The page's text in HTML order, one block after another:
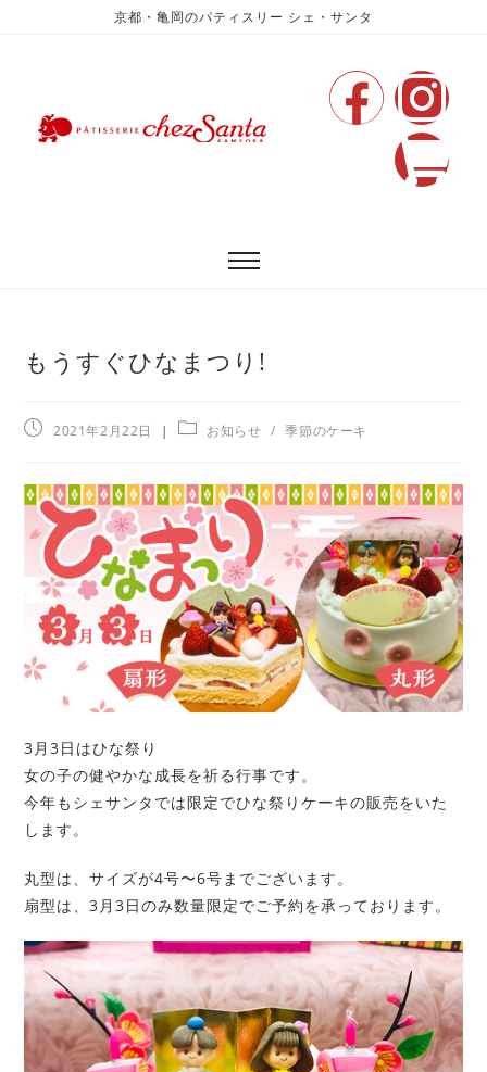
京都・亀岡のパティスリー シェ・サンタ
もうすぐひなまつり!
2021年2月22日 お知らせ / 季節のケーキ
3月3日はひな祭り
女の子の健やかな成長を祈る行事です。
今年もシェサンタでは限定でひな祭りケーキの販売をいた
します。
丸型は、サイズが4号〜6号までございます。
扇型は、3月3日のみ数量限定でご予約を承っております。